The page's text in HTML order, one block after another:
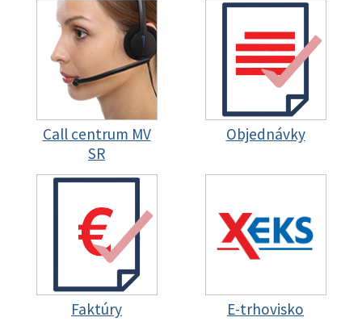
Call centrum MV
SR
Objednávky
Faktúry E-trhovisko